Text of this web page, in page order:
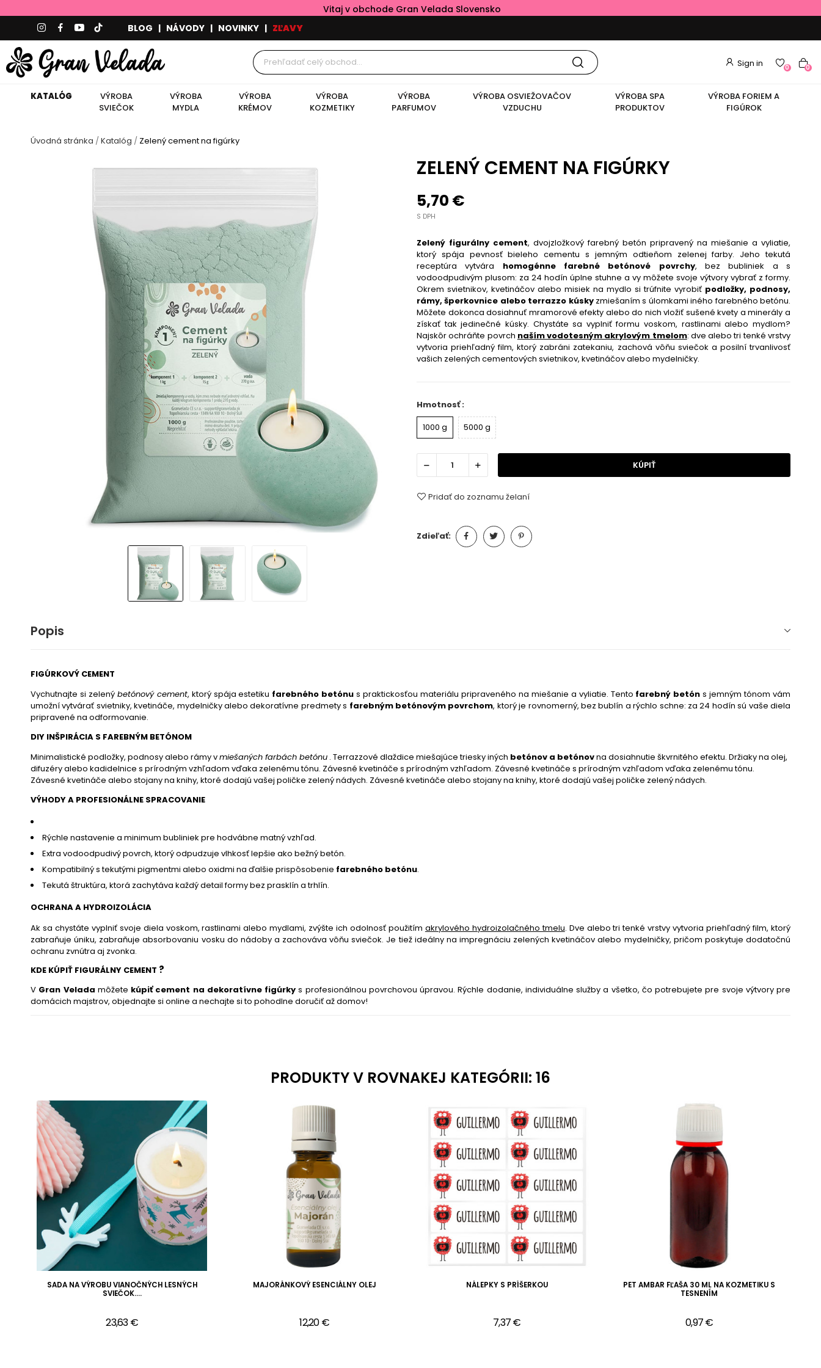
Vitaj v obchode Gran Velada Slovensko
BLOG | NÁVODY | NOVINKY | ZĽAVY
Sign in 0 0
KATALÓG
VÝROBA
SVIEČOK
VÝROBA
MYDLA
VÝROBA
KRÉMOV
VÝROBA
KOZMETIKY
VÝROBA
PARFUMOV
VÝROBA OSVIEŽOVAČOV
VZDUCHU
VÝROBA SPA
PRODUKTOV
VÝROBA FORIEM A
FIGÚROK
Úvodná stránka Katalóg Zelený cement na figúrky
ZELENÝ CEMENT NA FIGÚRKY
5,70 €
S DPH
Zelený figurálny cement, dvojzložkový farebný betón pripravený na miešanie a vyliatie,
ktorý spája pevnosť bieleho cementu s jemným odtieňom zelenej farby. Jeho tekutá
receptúra vytvára homogénne farebné betónové povrchy, bez bubliniek a s
vodoodpudivým plusom: za 24 hodín úplne stuhne a vy môžete svoje výtvory vybrať z formy.
Okrem svietnikov, kvetináčov alebo misiek na mydlo si trúfnite vyrobiť podložky, podnosy,
rámy, šperkovnice alebo terrazzo kúskyzmiešaním s úlomkami iného farebného betónu.
Môžete dokonca dosiahnuť mramorové efekty alebo do nich vložiť sušené kvety a minerály a
získať tak jedinečné kúsky. Chystáte sa vyplniť formu voskom, rastlinami alebo mydlom?
Najskôr ochráňte povrch naším vodotesným akrylovým tmelom: dve alebo tri tenké vrstvy
vytvoria priehľadný film, ktorý zabráni zatekaniu, zachová vôňu sviečok a posilní trvanlivosť
vašich zelených cementových svietnikov, kvetináčov alebo mydelničky.
Hmotnosť :
1000 g
5000 g
KÚPIŤ
Pridať do zoznamu želaní
Zdieľať:
Popis
FIGÚRKOVÝ CEMENT
Vychutnajte si zelený betónový cement, ktorý spája estetiku farebného betónu s praktickosťou materiálu pripraveného na miešanie a vyliatie. Tento farebný betón s jemným tónom vám
umožní vytvárať svietniky, kvetináče, mydelničky alebo dekoratívne predmety s farebným betónovým povrchom, ktorý je rovnomerný, bez bublín a rýchlo schne: za 24 hodín sú vaše diela
pripravené na odformovanie.
DIY INŠPIRÁCIA S FAREBNÝM BETÓNOM
Minimalistické podložky, podnosy alebo rámy vmiešaných farbách betónu . Terrazzové dlaždice miešajúce triesky iných betónov a betónovna dosiahnutie škvrnitého efektu. Držiaky na olej,
difuzéry alebo kadidelnice s prírodným vzhľadom vďaka zelenému tónu. Závesné kvetináče s prírodným vzhľadom. Závesné kvetináče s prírodným vzhľadom vďaka zelenému tónu.
Závesné kvetináče alebo stojany na knihy, ktoré dodajú vašej poličke zelený nádych. Závesné kvetináče alebo stojany na knihy, ktoré dodajú vašej poličke zelený nádych.
VÝHODY A PROFESIONÁLNE SPRACOVANIE
Rýchle nastavenie a minimum bubliniek pre hodvábne matný vzhľad.
Extra vodoodpudivý povrch, ktorý odpudzuje vlhkosť lepšie ako bežný betón.
Kompatibilný s tekutými pigmentmi alebo oxidmi na ďalšie prispôsobenie farebného betónu.
Tekutá štruktúra, ktorá zachytáva každý detail formy bez prasklín a trhlín.
OCHRANA A HYDROIZOLÁCIA
Ak sa chystáte vyplniť svoje diela voskom, rastlinami alebo mydlami, zvýšte ich odolnosť použitím akrylového hydroizolačného tmelu. Dve alebo tri tenké vrstvy vytvoria priehľadný film, ktorý
zabraňuje úniku, zabraňuje absorbovaniu vosku do nádoby a zachováva vôňu sviečok. Je tiež ideálny na impregnáciu zelených kvetináčov alebo mydelničky, pričom poskytuje dodatočnú
ochranu zvnútra aj zvonka.
KDE KÚPIŤ FIGURÁLNY CEMENT ?
V Gran Velada môžete kúpiť cement na dekoratívne figúrky s profesionálnou povrchovou úpravou. Rýchle dodanie, individuálne služby a všetko, čo potrebujete pre svoje výtvory pre
domácich majstrov, objednajte si online a nechajte si to pohodlne doručiť až domov!
PRODUKTY V ROVNAKEJ KATEGÓRII: 16
SADA NA VÝROBU VIANOČNÝCH LESNÝCH
SVIEČOK....
23,63 €
MAJORÁNKOVÝ ESENCIÁLNY OLEJ
12,20 €
NÁLEPKY S PRÍŠERKOU
7,37 €
PET AMBAR FĽAŠA 30 ML NA KOZMETIKU S
TESNENÍM
0,97 €